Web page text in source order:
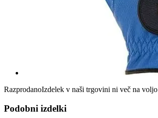
RazprodanoIzdelek v naši trgovini ni več na voljo
Podobni izdelki